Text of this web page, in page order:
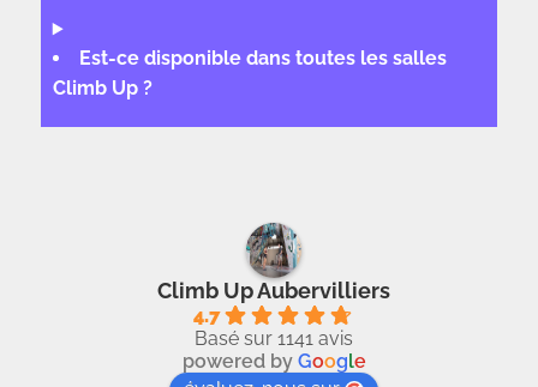
Est-ce disponible dans toutes les salles
Climb Up ?
Climb Up Aubervilliers
4.7
Basé sur 1141 avis
powered by Google